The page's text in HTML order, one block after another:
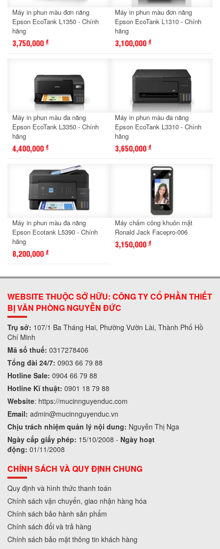
Máy in phun màu đơn năng
Epson EcoTank L1350 - Chính
hãng
3,750,000 đ
Máy in phun màu đơn năng
Epson EcoTank L1310 - Chính
hãng
3,100,000 đ
Máy in phun màu đa năng
Epson EcoTank L3350 - Chính
hãng
4,400,000 đ
Máy in phun màu đa năng
Epson EcoTank L3310 - Chính
hãng
3,650,000 đ
Máy in phun màu đa năng
Epson Ecotank L5390 - Chính
hãng
8,200,000 đ
Máy chấm công khuôn mặt
Ronald Jack Facepro-006
3,150,000 đ
WEBSITE THUỘC SỞ HỮU: CÔNG TY CỔ PHẦN THIẾT
BỊ VĂN PHÒNG NGUYỄN ĐỨC
Trụ sở: 107/1 Ba Tháng Hai, Phường Vườn Lài, Thành Phố Hồ
Chí Minh
Mã số thuế: 0317278406
Tổng đài 24/7: 0903 66 79 88
Hotline Sale: 0904 66 79 88
Hotline Kĩ thuật: 0901 18 79 88
Website: https://mucinnguyenduc.com
Email: admin@mucinnguyenduc.vn
Chịu trách nhiệm quản lý nội dung: Nguyễn Thị Nga
Ngày cấp giấy phép: 15/10/2008 - Ngày hoạt
động: 01/11/2008
CHÍNH SÁCH VÀ QUY ĐỊNH CHUNG
Quy định và hình thức thanh toán
Chính sách vận chuyển, giao nhận hàng hóa
Chính sách bảo hành sản phẩm
Chính sách đổi và trả hàng
Chính sách bảo mật thông tin khách hàng